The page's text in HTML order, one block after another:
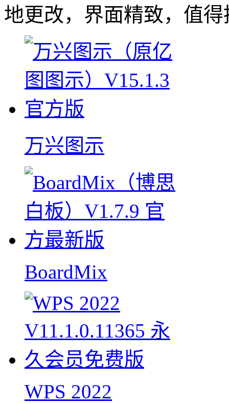
地更改，界面精致，值得
万兴图示
BoardMix
WPS 2022